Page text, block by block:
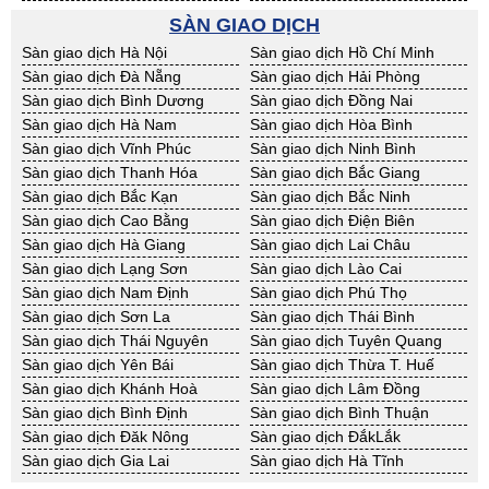
BĐS khác Ninh Thuận
BĐS khác Phú Yên
BĐS khác Quảng Bình
BĐS khác Quảng Nam
BĐS khác Quảng Ngãi
BĐS khác Bà Rịa - VT
BĐS khác Cần Thơ
BĐS khác An Giang
BĐS khác Bạc Liêu
BĐS khác Bến Tre
BĐS khác Bình Phước
BĐS khác Cà Mau
BĐS khác Đồng Tháp
BĐS khác Hậu Giang
BĐS khác Kiên Giang
BĐS khác Long An
BĐS khác Sóc Trăng
BĐS khác Tây Ninh
BĐS khác Tiền Giang
BĐS khác Trà Vinh
BĐS khác Vĩnh Long
BĐS khác Hải Dương
BĐS khác Hưng Yên
BĐS khác Quảng Ninh
SÀN GIAO DỊCH
Sàn giao dịch Hà Nội
Sàn giao dịch Hồ Chí Minh
Sàn giao dịch Đà Nẵng
Sàn giao dịch Hải Phòng
Sàn giao dịch Bình Dương
Sàn giao dịch Đồng Nai
Sàn giao dịch Hà Nam
Sàn giao dịch Hòa Bình
Sàn giao dịch Vĩnh Phúc
Sàn giao dịch Ninh Bình
Sàn giao dịch Thanh Hóa
Sàn giao dịch Bắc Giang
Sàn giao dịch Bắc Kạn
Sàn giao dịch Bắc Ninh
Sàn giao dịch Cao Bằng
Sàn giao dịch Điện Biên
Sàn giao dịch Hà Giang
Sàn giao dịch Lai Châu
Sàn giao dịch Lạng Sơn
Sàn giao dịch Lào Cai
Sàn giao dịch Nam Định
Sàn giao dịch Phú Thọ
Sàn giao dịch Sơn La
Sàn giao dịch Thái Bình
Sàn giao dịch Thái Nguyên
Sàn giao dịch Tuyên Quang
Sàn giao dịch Yên Bái
Sàn giao dịch Thừa T. Huế
Sàn giao dịch Khánh Hoà
Sàn giao dịch Lâm Đồng
Sàn giao dịch Bình Định
Sàn giao dịch Bình Thuận
Sàn giao dịch Đăk Nông
Sàn giao dịch ĐắkLắk
Sàn giao dịch Gia Lai
Sàn giao dịch Hà Tĩnh